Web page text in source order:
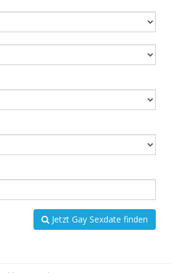
Jetzt Gay Sexdate finden